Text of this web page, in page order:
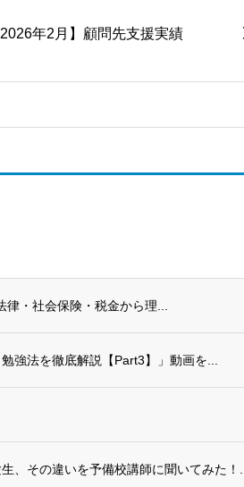
2026年2月】顧問先支援実績
・社会保険・税金から理...
強法を徹底解説【Part3】」動画を...
、その違いを予備校講師に聞いてみた！...